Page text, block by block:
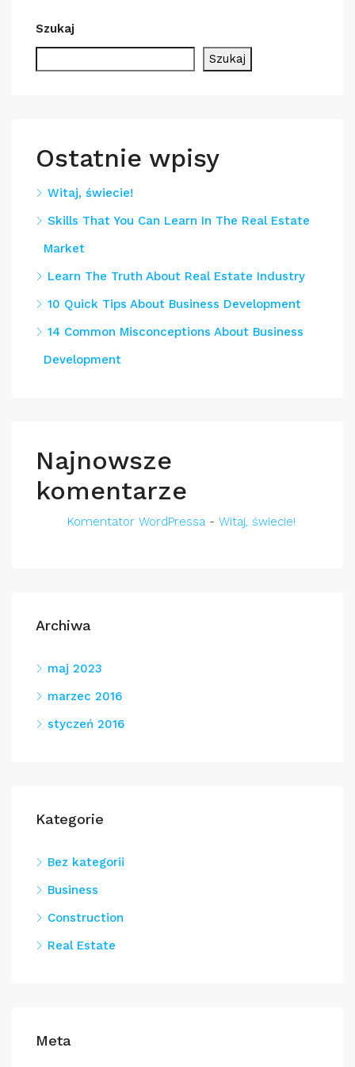
Szukaj
Szukaj
Ostatnie wpisy
Witaj, świecie!
Skills That You Can Learn In The Real Estate
Market
Learn The Truth About Real Estate Industry
10 Quick Tips About Business Development
14 Common Misconceptions About Business
Development
Najnowsze
komentarze
Komentator WordPressa - Witaj, świecie!
Archiwa
maj 2023
marzec 2016
styczeń 2016
Kategorie
Bez kategorii
Business
Construction
Real Estate
Meta